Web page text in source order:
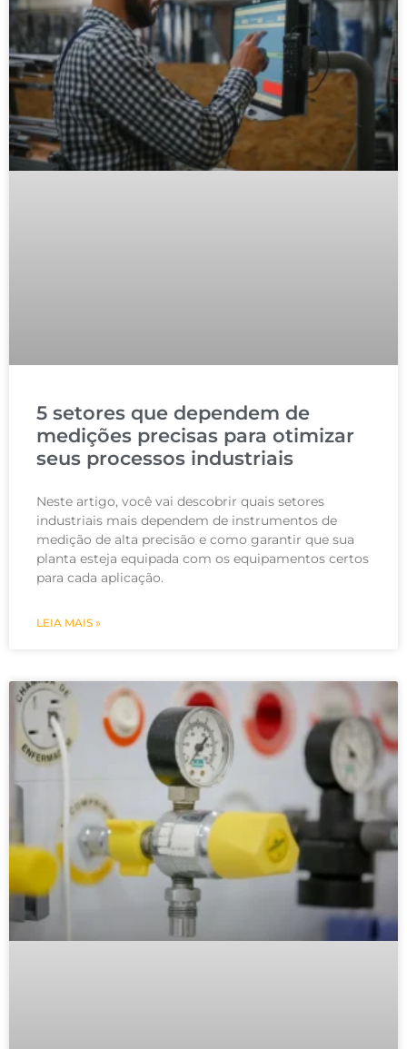
5 setores que dependem de
medições precisas para otimizar
seus processos industriais
Neste artigo, você vai descobrir quais setores
industriais mais dependem de instrumentos de
medição de alta precisão e como garantir que sua
planta esteja equipada com os equipamentos certos
para cada aplicação.
LEIA MAIS »